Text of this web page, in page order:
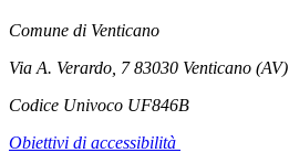
Comune di Venticano
Via A. Verardo, 7 83030 Venticano (AV)
Codice Univoco UF846B
Obiettivi di accessibilità